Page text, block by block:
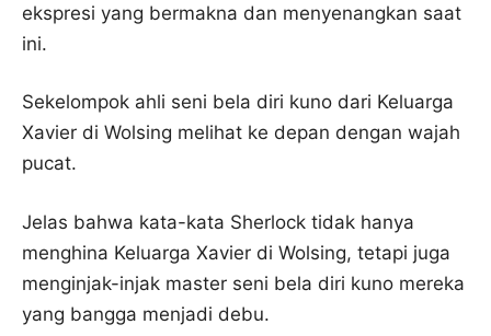
ekspresi yang bermakna dan menyenangkan saat
ini.
Sekelompok ahli seni bela diri kuno dari Keluarga
Xavier di Wolsing melihat ke depan dengan wajah
pucat.
Jelas bahwa kata-kata Sherlock tidak hanya
menghina Keluarga Xavier di Wolsing, tetapi juga
menginjak-injak master seni bela diri kuno mereka
yang bangga menjadi debu.